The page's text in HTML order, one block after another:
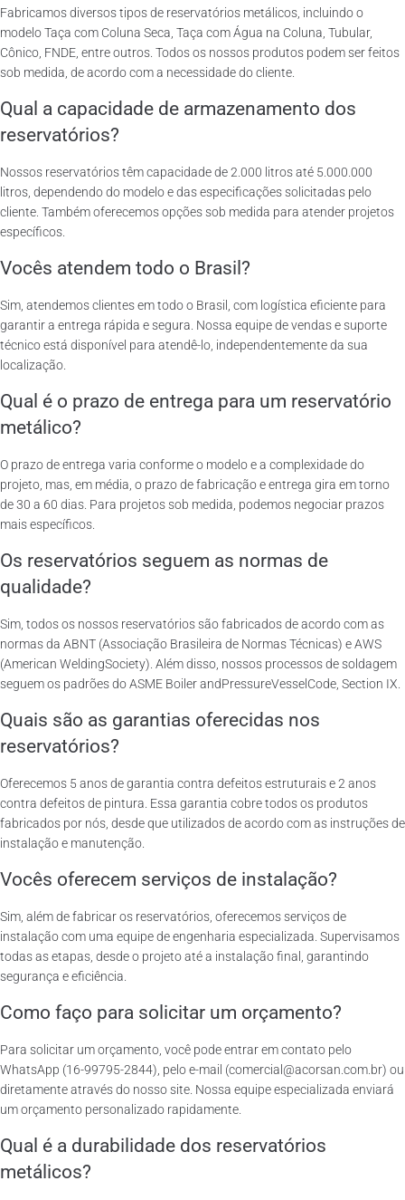
Fabricamos diversos tipos de reservatórios metálicos, incluindo o
modelo Taça com Coluna Seca, Taça com Água na Coluna, Tubular,
Cônico, FNDE, entre outros. Todos os nossos produtos podem ser feitos
sob medida, de acordo com a necessidade do cliente.
Qual a capacidade de armazenamento dos
reservatórios?
Nossos reservatórios têm capacidade de 2.000 litros até 5.000.000
litros, dependendo do modelo e das especificações solicitadas pelo
cliente. Também oferecemos opções sob medida para atender projetos
específicos.
Vocês atendem todo o Brasil?
Sim, atendemos clientes em todo o Brasil, com logística eficiente para
garantir a entrega rápida e segura. Nossa equipe de vendas e suporte
técnico está disponível para atendê-lo, independentemente da sua
localização.
Qual é o prazo de entrega para um reservatório
metálico?
O prazo de entrega varia conforme o modelo e a complexidade do
projeto, mas, em média, o prazo de fabricação e entrega gira em torno
de 30 a 60 dias. Para projetos sob medida, podemos negociar prazos
mais específicos.
Os reservatórios seguem as normas de
qualidade?
Sim, todos os nossos reservatórios são fabricados de acordo com as
normas da ABNT (Associação Brasileira de Normas Técnicas) e AWS
(American WeldingSociety). Além disso, nossos processos de soldagem
seguem os padrões do ASME Boiler andPressureVesselCode, Section IX.
Quais são as garantias oferecidas nos
reservatórios?
Oferecemos 5 anos de garantia contra defeitos estruturais e 2 anos
contra defeitos de pintura. Essa garantia cobre todos os produtos
fabricados por nós, desde que utilizados de acordo com as instruções de
instalação e manutenção.
Vocês oferecem serviços de instalação?
Sim, além de fabricar os reservatórios, oferecemos serviços de
instalação com uma equipe de engenharia especializada. Supervisamos
todas as etapas, desde o projeto até a instalação final, garantindo
segurança e eficiência.
Como faço para solicitar um orçamento?
Para solicitar um orçamento, você pode entrar em contato pelo
WhatsApp (16-99795-2844), pelo e-mail (comercial@acorsan.com.br) ou
diretamente através do nosso site. Nossa equipe especializada enviará
um orçamento personalizado rapidamente.
Qual é a durabilidade dos reservatórios
metálicos?